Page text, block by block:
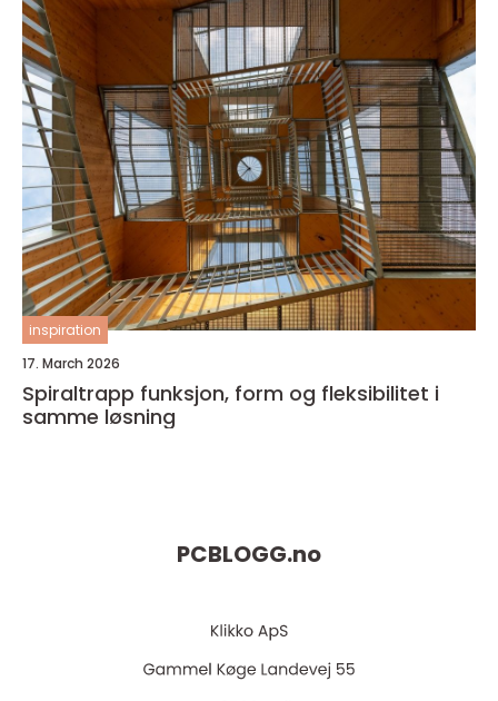
inspiration
17. March 2026
Spiraltrapp funksjon, form og fleksibilitet i
samme løsning
PCBLOGG.no